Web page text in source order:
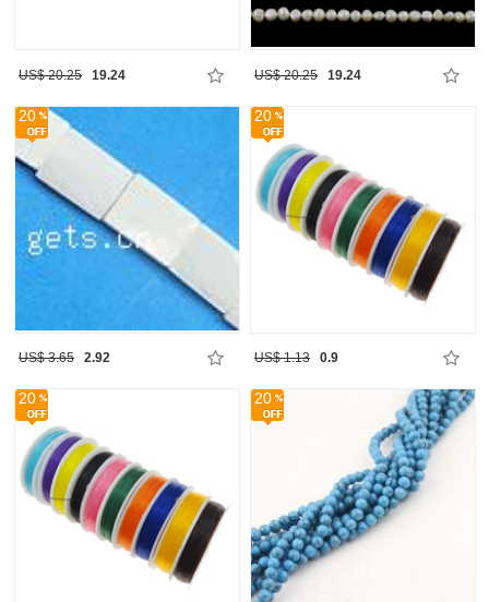
US$ 20.25 19.24 US$ 20.25 19.24
20
US$ 3.65 2.92
20
US$ 1.13 0.9
20 20